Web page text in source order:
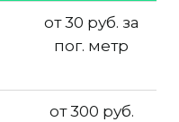
от 30 руб. за
пог. метр
от 300 руб.